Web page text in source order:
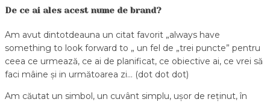
De ce ai ales acest nume de brand?
Am avut dintotdeauna un citat favorit „always have
something to look forward to „ un fel de „trei puncte” pentru
ceea ce urmează, ce ai de planificat, ce obiective ai, ce vrei să
faci mâine și in următoarea zi… (dot dot dot)
Am căutat un simbol, un cuvânt simplu, ușor de reținut, în